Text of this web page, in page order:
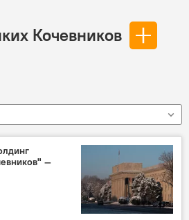
Кочевников
—